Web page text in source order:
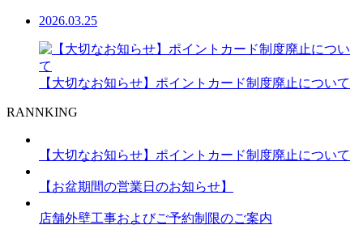
2026.03.25
【大切なお知らせ】ポイントカード制度廃止について
RANNKING
【大切なお知らせ】ポイントカード制度廃止について
【お盆期間の営業日のお知らせ】
店舗外壁工事およびご予約制限のご案内